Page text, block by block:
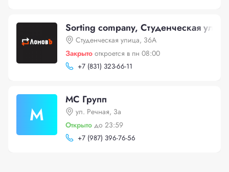
Sorting company, Студенческая
Студенческая улица, 36А
Закрыто откроется в пн 08:00
+7 (831) 323-66-11
М
МС Групп
ул. Речная, 3а
Открыто до 23:59
+7 (987) 396-76-56